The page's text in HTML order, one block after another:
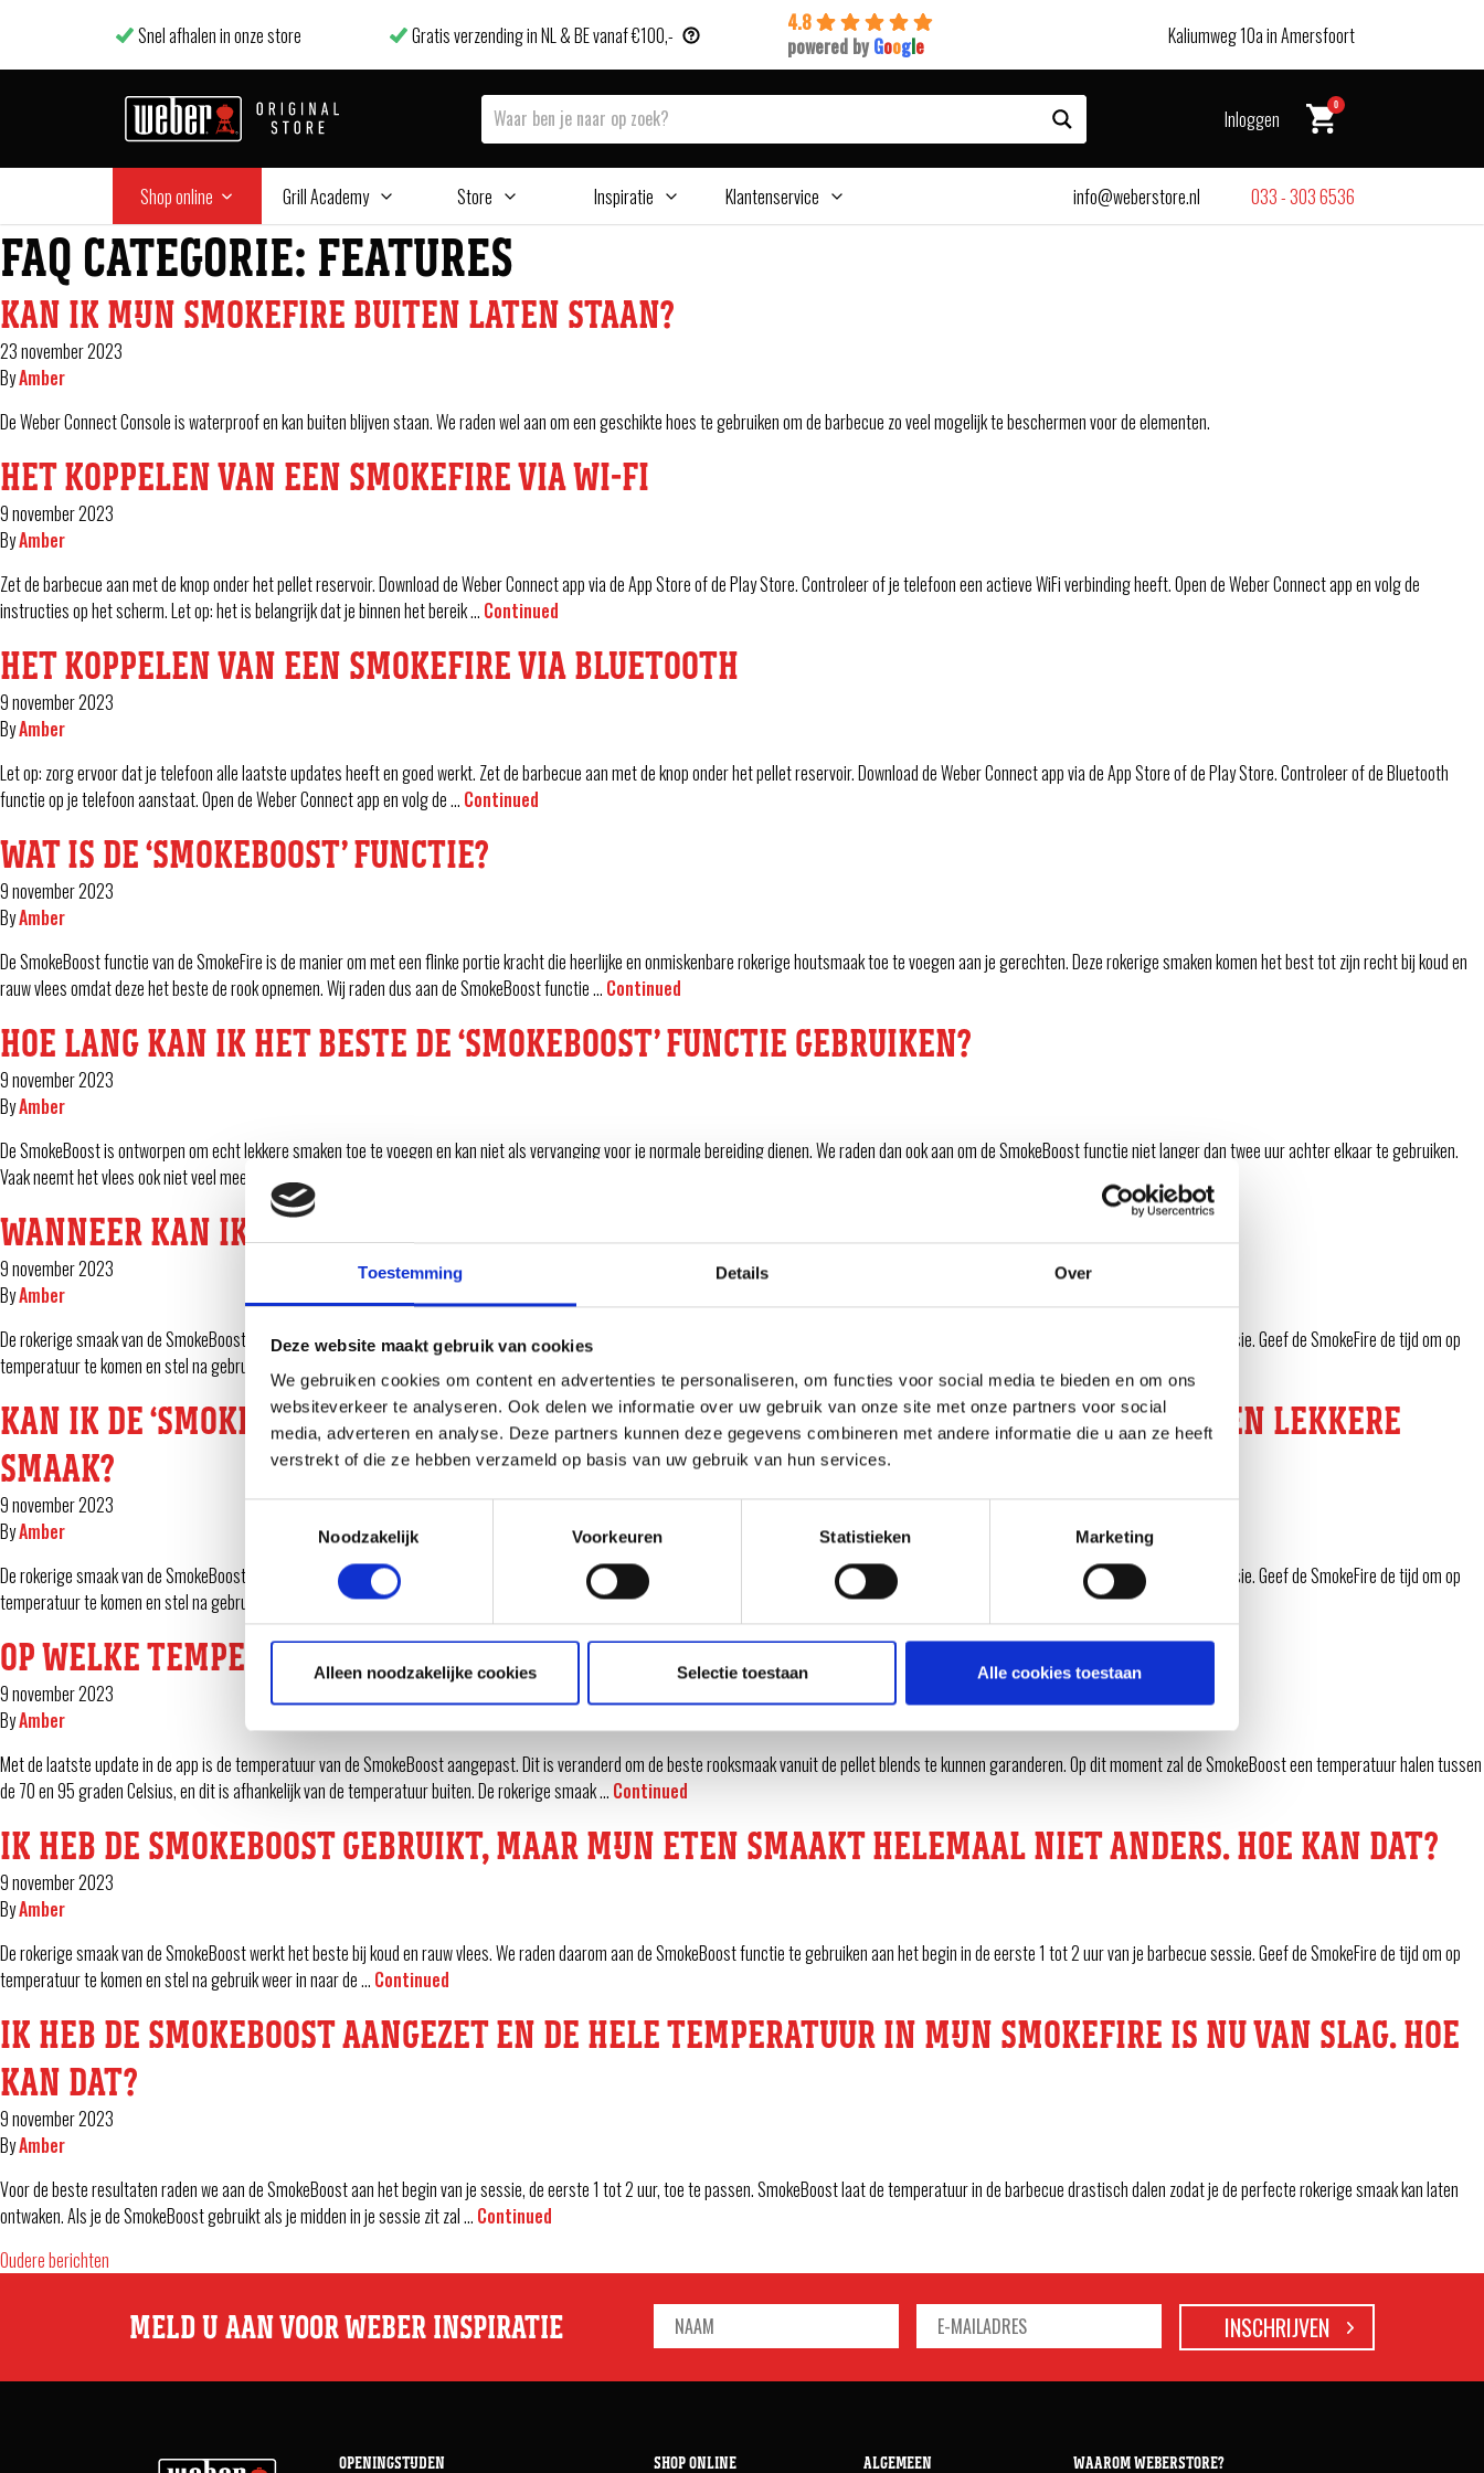
Toestemming Details Over
Deze website maakt gebruik van cookies
We gebruiken cookies om content en advertenties te personaliseren, om functies voor social media te bieden en om ons
websiteverkeer te analyseren. Ook delen we informatie over uw gebruik van onze site met onze partners voor social
media, adverteren en analyse. Deze partners kunnen deze gegevens combineren met andere informatie die u aan ze heeft
verstrekt of die ze hebben verzameld op basis van uw gebruik van hun services.
Noodzakelijk
Voorkeuren Statistieken Marketing
Alleen noodzakelijke cookies Selectie toestaan Alle cookies toestaan
Snel afhalen in onze store Gratis verzending in NL & BE vanaf €100,-
4.8
powered by Google Kaliumweg 10a in Amersfoort
Inloggen
0
Shop online Grill Academy Store Inspiratie Klantenservice info@weberstore.nl 033 - 303 6536
FAQ CATEGORIE: FEATURES
KAN IK MIJN SMOKEFIRE BUITEN LATEN STAAN?
23 november 2023
ByAmber
De Weber Connect Console is waterproof en kan buiten blijven staan. We raden wel aan om een geschikte hoes te gebruiken om de barbecue zo veel mogelijk te beschermen voor de elementen.
HET KOPPELEN VAN EEN SMOKEFIRE VIA WI-FI
9 november 2023
ByAmber
Zet de barbecue aan met de knop onder het pellet reservoir. Download de Weber Connect app via de App Store of de Play Store. Controleer of je telefoon een actieve WiFi verbinding heeft. Open de Weber Connect app en volg de
instructies op het scherm. Let op: het is belangrijk dat je binnen het bereik … Continued
HET KOPPELEN VAN EEN SMOKEFIRE VIA BLUETOOTH
9 november 2023
ByAmber
Let op: zorg ervoor dat je telefoon alle laatste updates heeft en goed werkt. Zet de barbecue aan met de knop onder het pellet reservoir. Download de Weber Connect app via de App Store of de Play Store. Controleer of de Bluetooth
functie op je telefoon aanstaat. Open de Weber Connect app en volg de … Continued
WAT IS DE ‘SMOKEBOOST’ FUNCTIE?
9 november 2023
ByAmber
De SmokeBoost functie van de SmokeFire is de manier om met een flinke portie kracht die heerlijke en onmiskenbare rokerige houtsmaak toe te voegen aan je gerechten. Deze rokerige smaken komen het best tot zijn recht bij koud en
rauw vlees omdat deze het beste de rook opnemen. Wij raden dus aan de SmokeBoost functie … Continued
HOE LANG KAN IK HET BESTE DE ‘SMOKEBOOST’ FUNCTIE GEBRUIKEN?
9 november 2023
ByAmber
De SmokeBoost is ontworpen om echt lekkere smaken toe te voegen en kan niet als vervanging voor je normale bereiding dienen. We raden dan ook aan om de SmokeBoost functie niet langer dan twee uur achter elkaar te gebruiken.
Vaak neemt het vlees ook niet veel meer rook op dan dat. De volgende gerechten krijgen …
WANNEER KAN IK DE ‘SMOKEBOOST’ FUNCTIE GEBRUIKEN?
9 november 2023
ByAmber
De rokerige smaak van de SmokeBoost werkt het beste bij koud en rauw vlees. We raden daarom aan de SmokeBoost functie te gebruiken aan het begin in de eerste 1 tot 2 uur van je barbecue sessie. Geef de SmokeFire de tijd om op
temperatuur te komen en stel na gebruik weer in naar de …
KAN IK DE ‘SMOKEBOOST’ FUNCTIE AAN HET EINDE VAN MIJN SESSIE GEBRUIKEN VOOR EEN LEKKERE
SMAAK?
9 november 2023
ByAmber
De rokerige smaak van de SmokeBoost werkt het beste bij koud en rauw vlees. We raden daarom aan de SmokeBoost functie te gebruiken aan het begin in de eerste 1 tot 2 uur van je barbecue sessie. Geef de SmokeFire de tijd om op
temperatuur te komen en stel na gebruik weer in naar de …Continued
OP WELKE TEMPERATUUR STAAT DE ‘SMOKEBOOST’ STANDAARD INGESTELD?
9 november 2023
ByAmber
Met de laatste update in de app is de temperatuur van de SmokeBoost aangepast. Dit is veranderd om de beste rooksmaak vanuit de pellet blends te kunnen garanderen. Op dit moment zal de SmokeBoost een temperatuur halen tussen
de 70 en 95 graden Celsius, en dit is afhankelijk van de temperatuur buiten. De rokerige smaak … Continued
IK HEB DE SMOKEBOOST GEBRUIKT, MAAR MIJN ETEN SMAAKT HELEMAAL NIET ANDERS. HOE KAN DAT?
9 november 2023
ByAmber
De rokerige smaak van de SmokeBoost werkt het beste bij koud en rauw vlees. We raden daarom aan de SmokeBoost functie te gebruiken aan het begin in de eerste 1 tot 2 uur van je barbecue sessie. Geef de SmokeFire de tijd om op
temperatuur te komen en stel na gebruik weer in naar de … Continued
IK HEB DE SMOKEBOOST AANGEZET EN DE HELE TEMPERATUUR IN MIJN SMOKEFIRE IS NU VAN SLAG. HOE
KAN DAT?
9 november 2023
ByAmber
Voor de beste resultaten raden we aan de SmokeBoost aan het begin van je sessie, de eerste 1 tot 2 uur, toe te passen. SmokeBoost laat de temperatuur in de barbecue drastisch dalen zodat je de perfecte rokerige smaak kan laten
ontwaken. Als je de SmokeBoost gebruikt als je midden in je sessie zit zal … Continued
BERICHTENNAVIGATIE
Oudere berichten
MELD U AAN VOOR WEBER INSPIRATIE
OPENINGSTIJDEN SHOP ONLINE ALGEMEEN WAAROM WEBERSTORE?